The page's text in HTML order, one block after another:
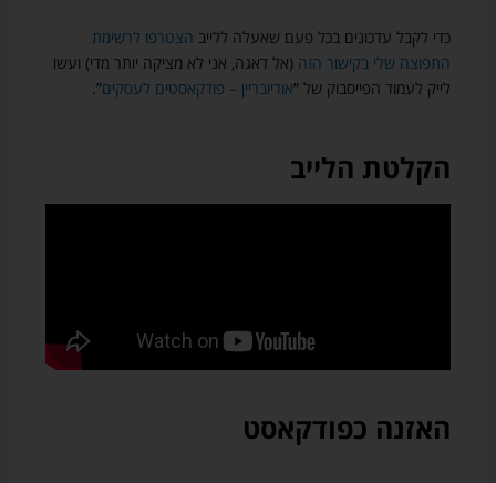
כדי לקבל עדכונים בכל פעם שאעלה ללייב הצטרפו לרשימת
התפוצה שלי בקישור הזה (אל דאגה, אני לא מציקה יותר מדי) ועשו
לייק לעמוד הפייסבוק של “אודיובריין – פודקאסטים לעסקים”.
הקלטת הלייב
האזנה כפודקאסט